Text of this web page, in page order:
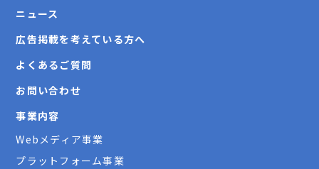
ニュース
広告掲載を考えている方へ
よくあるご質問
お問い合わせ
事業内容
Webメディア事業
プラットフォーム事業